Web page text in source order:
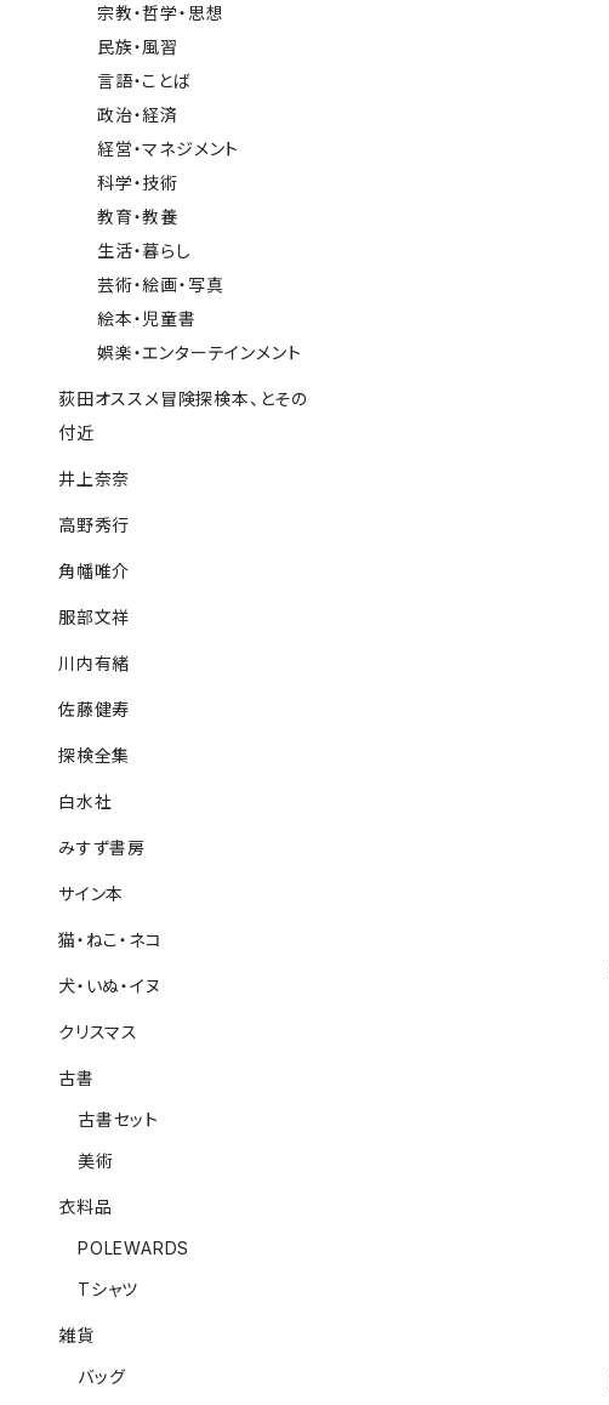
宗教・哲学・思想
民族・風習
言語・ことば
政治・経済
経営・マネジメント
科学・技術
教育・教養
生活・暮らし
芸術・絵画・写真
絵本・児童書
娯楽・エンターテインメント
荻田オススメ冒険探検本、とその
付近
井上奈奈
高野秀行
角幡唯介
服部文祥
川内有緒
佐藤健寿
探検全集
白水社
みすず書房
サイン本
猫・ねこ・ネコ
犬・いぬ・イヌ
クリスマス
古書
古書セット
美術
衣料品
POLEWARDS
Tシャツ
雑貨
バッグ